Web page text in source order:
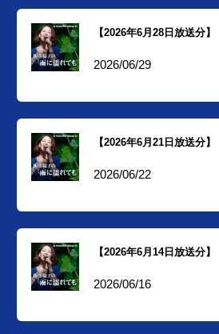
【2026年6月28日放送分】
2026/06/29
【2026年6月21日放送分】
2026/06/22
【2026年6月14日放送分】
2026/06/16